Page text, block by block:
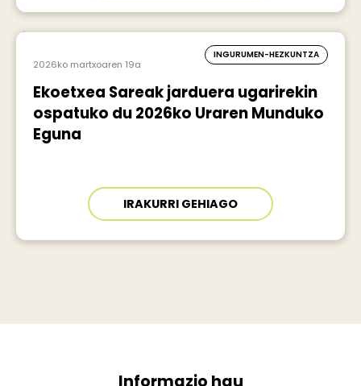
2026ko martxoaren 19a
INGURUMEN-HEZKUNTZA
Ekoetxea Sareak jarduera ugarirekin
ospatuko du 2026ko Uraren Munduko
Eguna
IRAKURRI GEHIAGO
Informazio hau